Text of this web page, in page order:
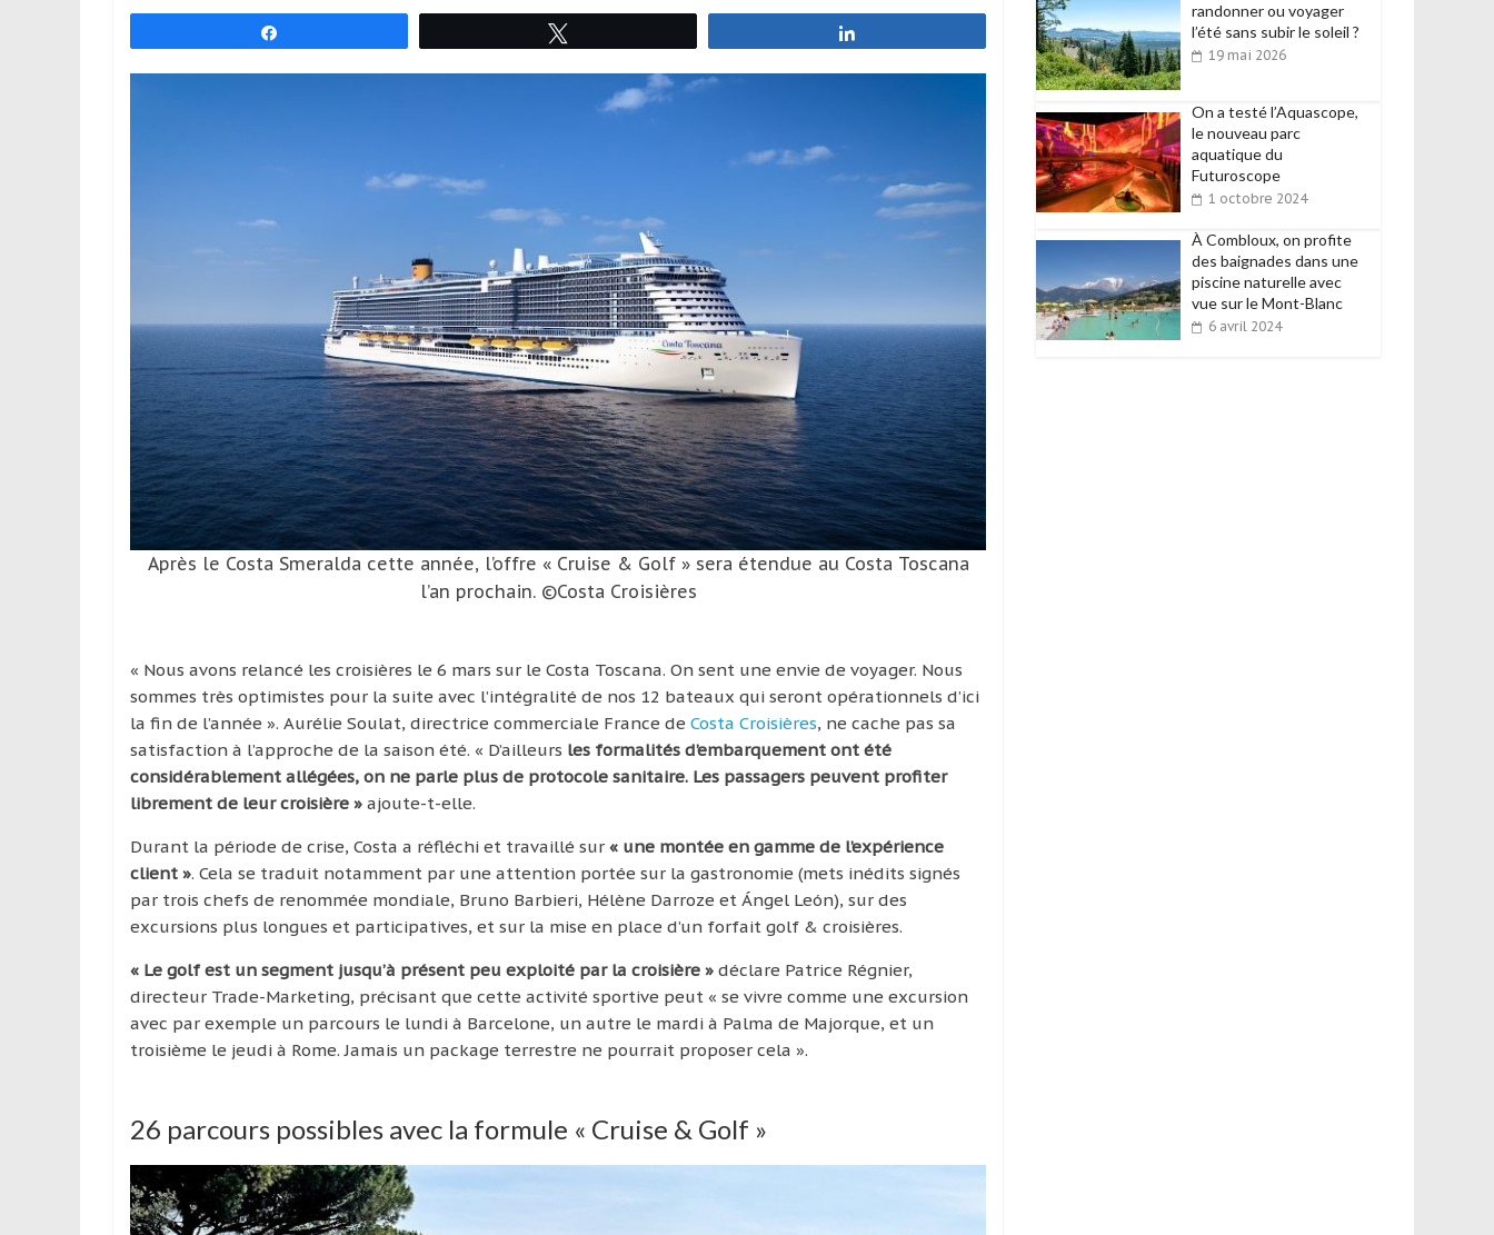
qui
leur
tout
en
profitant
de
découverte
culturelle
d’un
région
Après le Costa Smeralda cette année, l’offre « Cruise & Golf » sera étendue au Costa Toscana
l’an prochain. ©Costa Croisières
« Nous avons relancé les croisières le 6 mars sur le Costa Toscana. On sent une envie de voyager. Nous
sommes très optimistes pour la suite avec l’intégralité de nos 12 bateaux qui seront opérationnels d’ici
la fin de l’année ». Aurélie Soulat, directrice commerciale France de Costa Croisières, ne cache pas sa
satisfaction à l’approche de la saison été. « D’ailleurs les formalités d’embarquement ont été
considérablement allégées, on ne parle plus de protocole sanitaire. Les passagers peuvent profiter
librement de leur croisière » ajoute-t-elle.
Durant la période de crise, Costa a réfléchi et travaillé sur « une montée en gamme de l’expérience
client ». Cela se traduit notamment par une attention portée sur la gastronomie (mets inédits signés
par trois chefs de renommée mondiale, Bruno Barbieri, Hélène Darroze et Ángel León), sur des
excursions plus longues et participatives, et sur la mise en place d’un forfait golf & croisières.
« Le golf est un segment jusqu’à présent peu exploité par la croisière » déclare Patrice Régnier,
directeur Trade-Marketing, précisant que cette activité sportive peut « se vivre comme une excursion
avec par exemple un parcours le lundi à Barcelone, un autre le mardi à Palma de Majorque, et un
troisième le jeudi à Rome. Jamais un package terrestre ne pourrait proposer cela ».
26 parcours possibles avec la formule « Cruise & Golf »
randonner ou voyager
l’été sans subir le soleil ?
19 mai 2026
On a testé l’Aquascope,
le nouveau parc
aquatique du
Futuroscope
1 octobre 2024
À Combloux, on profite
des baignades dans une
piscine naturelle avec
vue sur le Mont-Blanc
6 avril 2024